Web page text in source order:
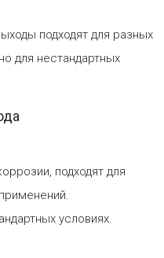
подходят для разных
для нестандартных
подходят для
условиях.